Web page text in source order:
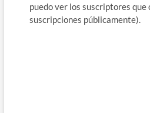
puedo ver los suscriptores que
suscripciones públicamente).